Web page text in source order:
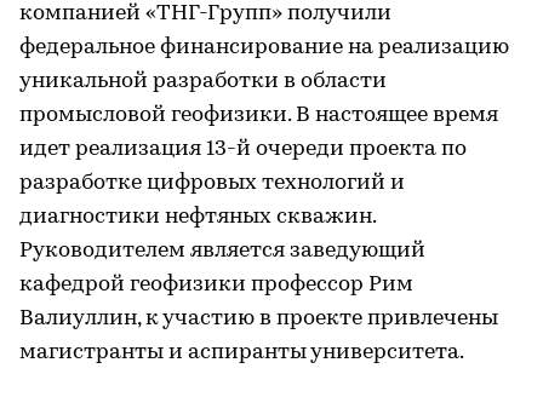
компанией «ТНГ-Групп» получили
федеральное финансирование на реализацию
уникальной разработки в области
промысловой геофизики. В настоящее время
идет реализация 13-й очереди проекта по
разработке цифровых технологий и
диагностики нефтяных скважин.
Руководителем является заведующий
кафедрой геофизики профессор Рим
Валиуллин, к участию в проекте привлечены
магистранты и аспиранты университета.